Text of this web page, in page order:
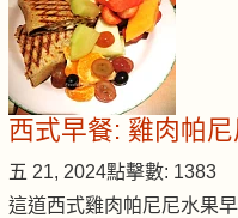
西式早餐: 雞肉帕
五 21, 2024點擊數: 1383
這道西式雞肉帕尼尼水果